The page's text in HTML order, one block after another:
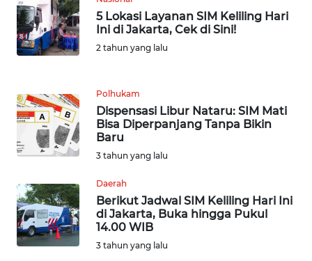
5 Lokasi Layanan SIM Keliling Hari
Ini di Jakarta, Cek di Sini!
2 tahun yang lalu
Polhukam
Dispensasi Libur Nataru: SIM Mati
Bisa Diperpanjang Tanpa Bikin
Baru
3 tahun yang lalu
Daerah
Berikut Jadwal SIM Keliling Hari Ini
di Jakarta, Buka hingga Pukul
14.00 WIB
3 tahun yang lalu
WN
JAMBI
WN
NTB
SULTENG
WN
SULBAR